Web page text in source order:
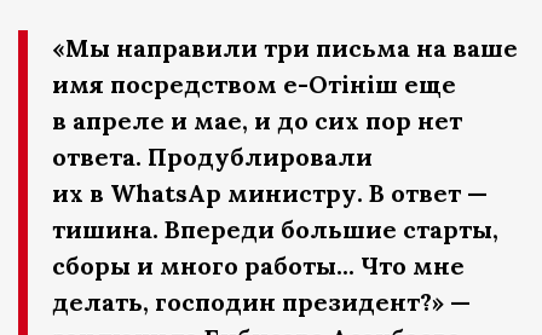
«Мы направили три письма на ваше
имя посредством e-Oтініш еще
в апреле и мае, и до сих пор нет
ответа. Продублировали
их в WhatsAp министру. В ответ —
тишина. Впереди большие старты,
сборы и много работы... Что мне
делать, господин президент?» —